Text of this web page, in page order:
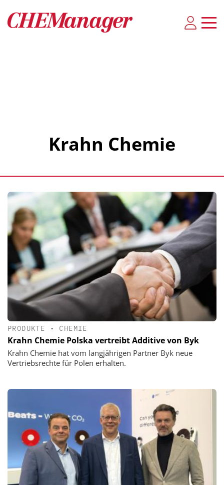
Krahn Chemie
PRODUKTE • CHEMIE
Krahn Chemie Polska vertreibt Additive von Byk
Krahn Chemie hat vom langjährigen Partner Byk neue
Vertriebsrechte für Polen erhalten.